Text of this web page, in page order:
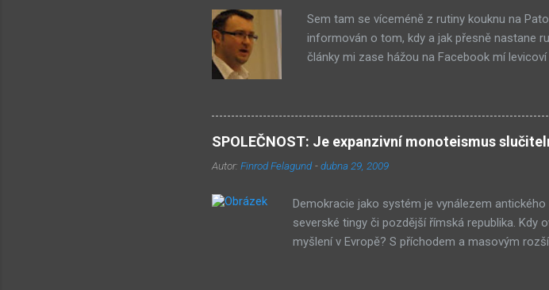
Sem tam se víceméně z rutiny kouknu na
informován o tom, kdy a jak přesně nastane
články mi zase hážou na Facebook mí
aby dokumentární snímek Auto*Mat
skandální. Nicméně po přečtení obou článků
čtěte ZDE a hned potom ZDE . Po
stalo? Jeden z porotců, architekt Milunić,
od ministra Drobila, že film Auto*Mat nesmí
SPOLEČNOST: Je expanzivní monoteismus
Autor: Finrod Felagund -dubna 29, 2009
Demokracie jako systém je vynálezem
severské tingy či pozdější římská republika. Kdy
myšlení v Evropě? S příchodem a masovým
součtem (zero-sum game), tedy je-li A, není B